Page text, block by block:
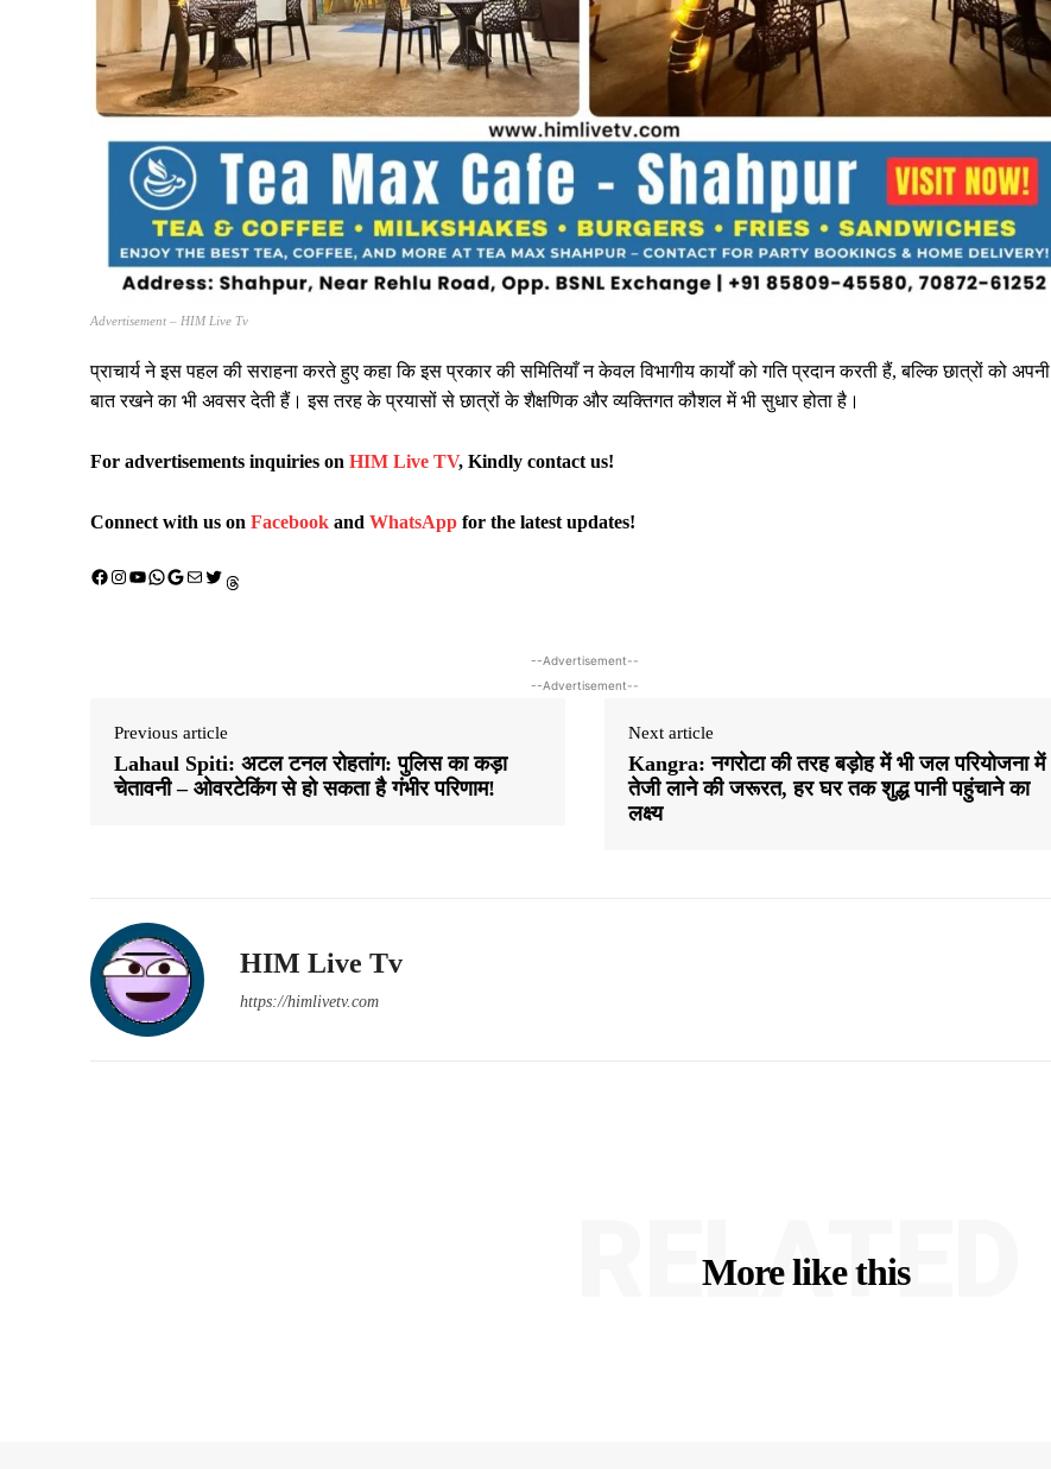
Advertisement – HIM Live Tv
प्राचार्य ने इस पहल की सराहना करते हुए कहा कि इस प्रकार की समितियाँ न केवल विभागीय कार्यों को गति प्रदान करती हैं, बल्कि छात्रों को अपनी
बात रखने का भी अवसर देती हैं। इस तरह के प्रयासों से छात्रों के शैक्षणिक और व्यक्तिगत कौशल में भी सुधार होता है।
For advertisements inquiries on HIM Live TV, Kindly contact us!
Connect with us on Facebook and WhatsApp for the latest updates!
Facebook Instagram YouTube WhatsApp Google Mail X (Twitter) Threads
--Advertisement--
--Advertisement--
Previous article
Lahaul Spiti: अटल टनल रोहतांग: पुलिस का कड़ा
चेतावनी – ओवरटेकिंग से हो सकता है गंभीर परिणाम!
Next article
Kangra: नगरोटा की तरह बड़ोह में भी जल परियोजना में
तेजी लाने की जरूरत, हर घर तक शुद्ध पानी पहुंचाने का
लक्ष्य
HIM Live Tv
https://himlivetv.com
More like this
RELATED